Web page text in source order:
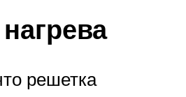
решетка